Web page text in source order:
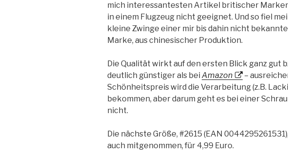
mich interessantesten Artikel britischer
in einem Flugzeug nicht geeignet. Und so fiel
kleine Zwinge einer mir bis dahin nicht
Marke, aus chinesischer Produktion.
Die Qualität wirkt auf den ersten Blick ganz gut
deutlich günstiger als bei Amazon
–
Schönheitspreis wird die Verarbeitung (z.B.
bekommen, aber darum geht es bei einer
nicht.
Die nächste Größe, #2615 (EAN
auch mitgenommen, für 4,99 Euro.